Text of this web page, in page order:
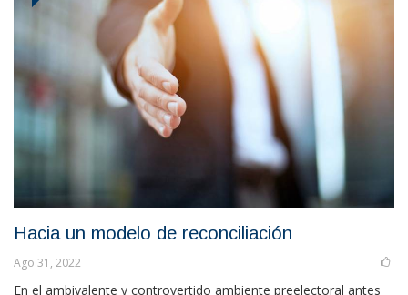
Hacia un modelo de reconciliación
Ago 31, 2022
En el ambivalente y controvertido ambiente preelectoral antes